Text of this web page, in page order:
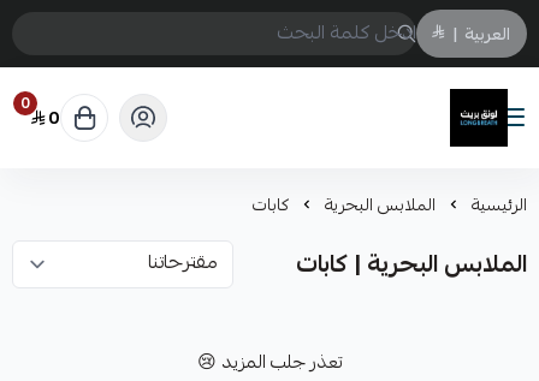
العربية |
لونق بريث
0 0
الرئيسية الملابس البحرية كابات
الملابس البحرية | كابات
تعذر جلب المزيد 😢